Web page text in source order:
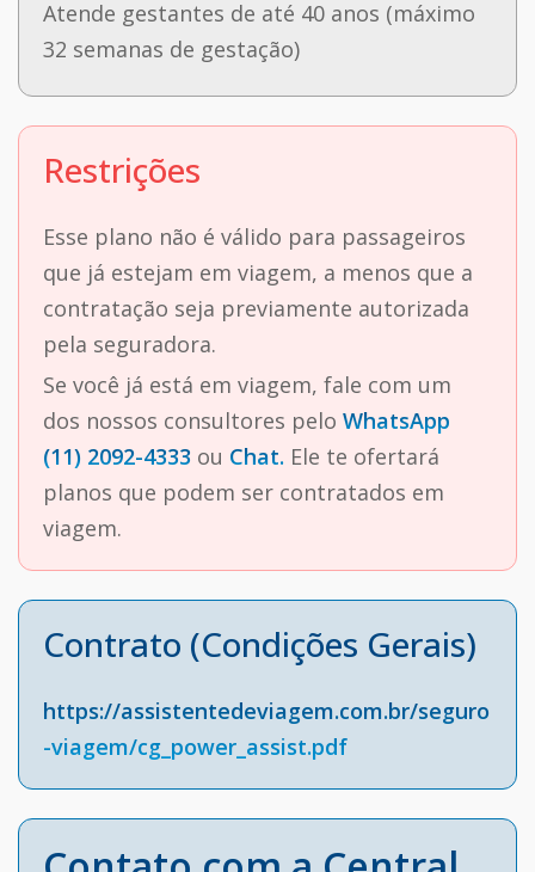
Atende gestantes de até 40 anos (máximo
32 semanas de gestação)
Restrições
Esse plano não é válido para passageiros
que já estejam em viagem, a menos que a
contratação seja previamente autorizada
pela seguradora.
Se você já está em viagem, fale com um
dos nossos consultores pelo WhatsApp
(11) 2092-4333 ou Chat. Ele te ofertará
planos que podem ser contratados em
viagem.
Contrato (Condições Gerais)
https://assistentedeviagem.com.br/seguro
-viagem/cg_power_assist.pdf